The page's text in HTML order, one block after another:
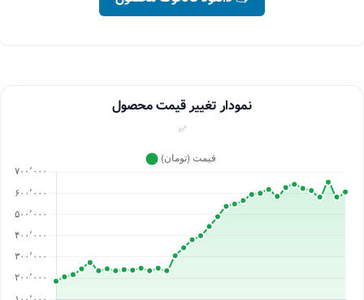
نمودار تغییر قیمت محصول
✅